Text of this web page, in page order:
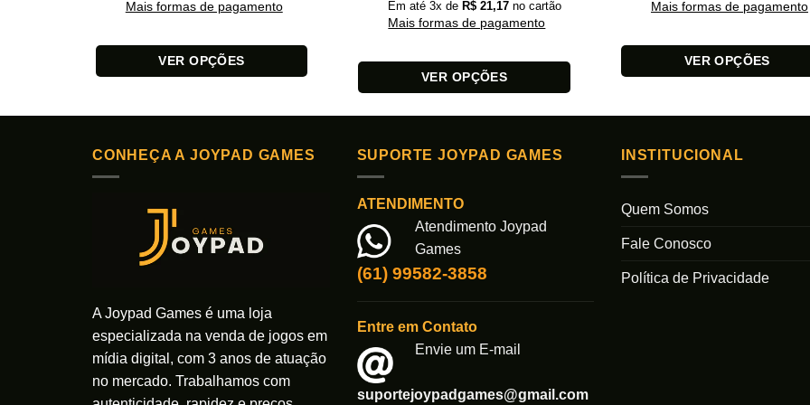
Mais formas de pagamento
VER OPÇÕES
várias
página
do
produto
Em até3x de R$ 21,17 no cartão
Mais formas de pagamento
VER OPÇÕES
várias
As
opções
podem
ser
página
do
produto
Mais formas de pagamento
VER OPÇÕES
várias
opções
ser
escolhidas
CONHEÇA A JOYPAD GAMES
A Joypad Games é uma loja
especializada na venda de jogos em
mídia digital, com 3 anos de atuação
no mercado. Trabalhamos com
SUPORTE JOYPAD GAMES
ATENDIMENTO
Atendimento Joypad
Games
(61) 99582-3858
Entre em Contato
Envie um E-mail
suportejoypadgames@gmail.com
INSTITUCIONAL
Quem Somos
Fale Conosco
Política de Privacidade